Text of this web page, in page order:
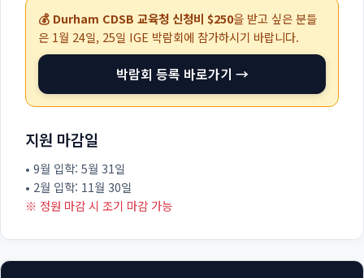
💰 Durham CDSB 교육청 신청비 $250을 받고 싶은 분들
은 1월 24일, 25일 IGE 박람회에 참가하시기 바랍니다.
박람회 등록 바로가기 →
지원 마감일
• 9월 입학: 5월 31일
• 2월 입학: 11월 30일
※ 정원 마감 시 조기 마감 가능